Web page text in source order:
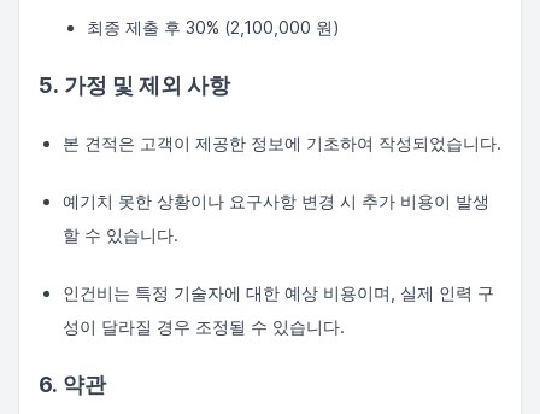
최종 제출 후 30% (2,100,000 원)
5. 가정 및 제외 사항
본 견적은 고객이 제공한 정보에 기초하여 작성되었습니다.
예기치 못한 상황이나 요구사항 변경 시 추가 비용이 발생
할 수 있습니다.
인건비는 특정 기술자에 대한 예상 비용이며, 실제 인력 구
성이 달라질 경우 조정될 수 있습니다.
6. 약관